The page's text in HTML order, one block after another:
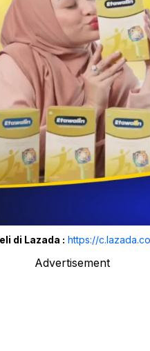
di Lazada : https://
Advertisement